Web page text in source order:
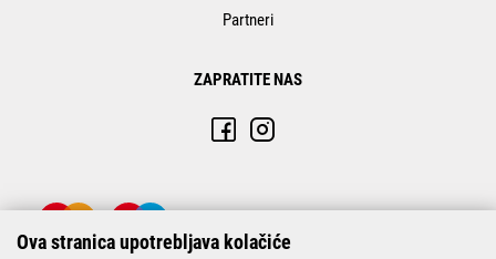
Partneri
ZAPRATITE NAS
Ova stranica upotrebljava kolačiće